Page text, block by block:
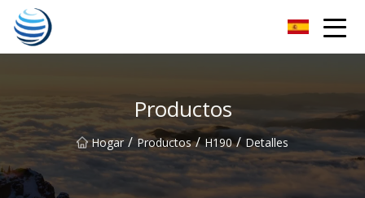
Productos
Hogar / Productos / H190 / Detalles